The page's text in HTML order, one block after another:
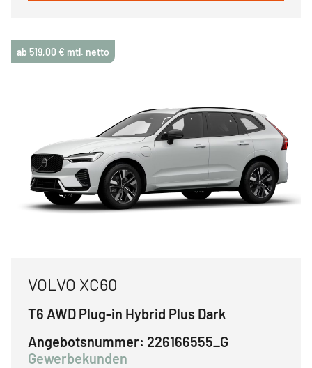
ab 519,00 € mtl. netto
VOLVO XC60
T6 AWD Plug-in Hybrid Plus Dark
Angebotsnummer: 226166555_G
Gewerbekunden